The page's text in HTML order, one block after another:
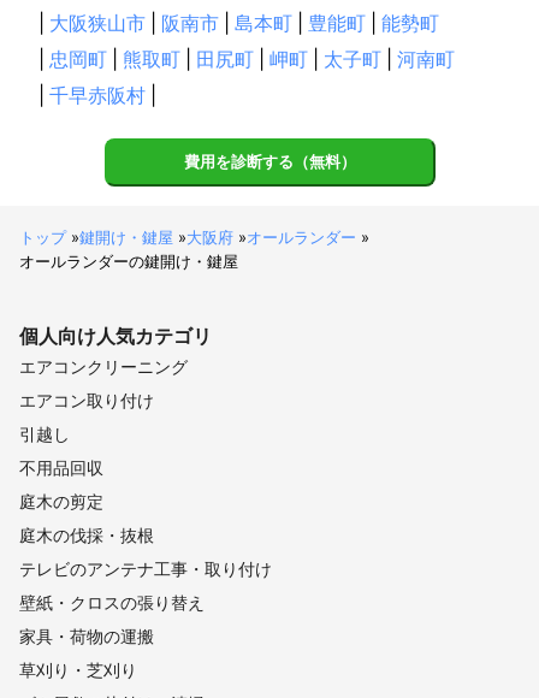
大阪狭山市 阪南市 島本町 豊能町
能勢町
忠岡町 熊取町 田尻町 岬町 太子町
河南町
千早赤阪村
費用を診断する（無料）
トップ»鍵開け・鍵屋 »大阪府 »オールランダー »
オールランダーの鍵開け・鍵屋
個人向け人気カテゴリ
エアコンクリーニング
エアコン取り付け
引越し
不用品回収
庭木の剪定
庭木の伐採・抜根
テレビのアンテナ工事・取り付け
壁紙・クロスの張り替え
家具・荷物の運搬
草刈り・芝刈り